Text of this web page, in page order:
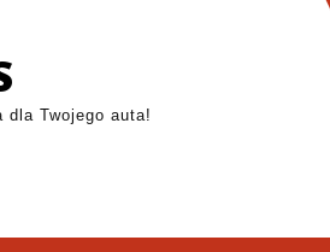
| Domki w
dla Twojego auta!